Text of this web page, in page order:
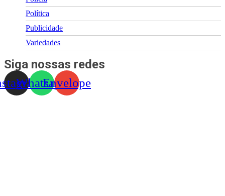
Política
Publicidade
Variedades
Siga nossas redes
WhatsappEnvelope